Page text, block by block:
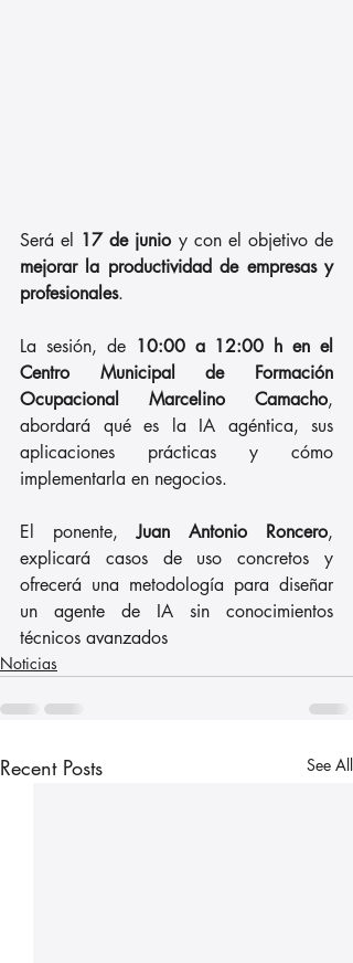
Será el 17 de junio
mejorar la productividad de empresas y
profesionales.
La sesión, de 10:00 a 12:00 h en el
Centro Municipal de Formación
Ocupacional Marcelino Camacho,
abordará qué es la IA agéntica, sus
aplicaciones prácticas y cómo
implementarla en negocios.
El ponente, Juan Antonio Roncero,
explicará casos de uso concretos y
ofrecerá una metodología para diseñar
un agente de IA sin conocimientos
técnicos avanzados
Noticias
Recent Posts See All